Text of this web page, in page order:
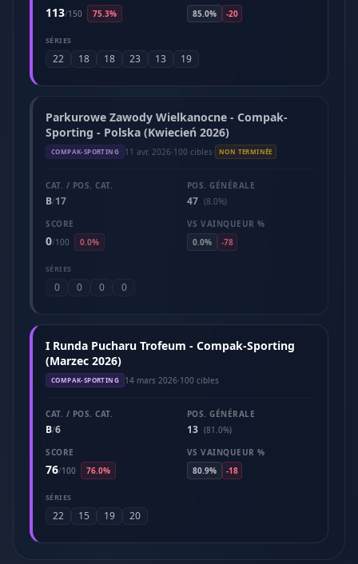
113/150 75.3%
85.0%
-20
SÉRIES
22 18 18 23 13 19
Parkurowe Zawody Wielkanocne - Compak-
Sporting - Polska (Kwiecień 2026)
COMPAK-SPORTING 11 avr. 2026·100 cibles· NON TERMINÉE
CAT. / POS. CAT.
B/17
POS. GÉNÉRALE
47 (8.0%)
SCORE
0/100 0.0%
VS VAINQUEUR %
0.0%
-78
SÉRIES
0 0 0 0
I Runda Pucharu Trofeum - Compak-Sporting
(Marzec 2026)
COMPAK-SPORTING 14 mars 2026·100 cibles
CAT. / POS. CAT.
B/6
POS. GÉNÉRALE
13 (81.0%)
SCORE
76/100 76.0%
VS VAINQUEUR %
80.9%
-18
SÉRIES
22 15 19 20